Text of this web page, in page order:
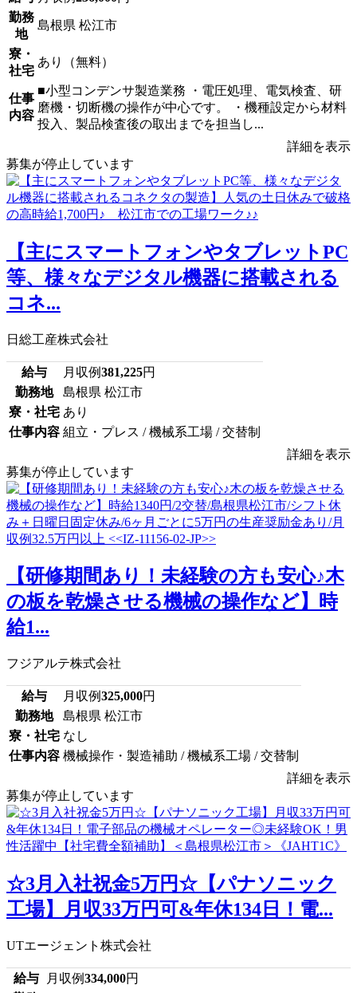
勤務
地
島根県 松江市
寮・
社宅
あり（無料）
仕事
内容
■小型コンデンサ製造業務 ・電圧処理、電気検査、研
磨機・切断機の操作が中心です。 ・機種設定から材料
投入、製品検査後の取出までを担当し...
詳細を表示
募集が停止しています
【主にスマートフォンやタブレットPC
等、様々なデジタル機器に搭載される
コネ...
日総工産株式会社
給与 月収例381,225円
勤務地
島根県 松江市
寮・社宅 あり
仕事内容 組立・プレス / 機械系工場 / 交替制
詳細を表示
募集が停止しています
【研修期間あり！未経験の方も安心♪木
の板を乾燥させる機械の操作など】時
給1...
フジアルテ株式会社
給与 月収例325,000円
勤務地
島根県 松江市
寮・社宅 なし
仕事内容 機械操作・製造補助 / 機械系工場 / 交替制
詳細を表示
募集が停止しています
☆3月入社祝金5万円☆【パナソニック
工場】月収33万円可&年休134日！電...
UTエージェント株式会社
給与 月収例334,000円